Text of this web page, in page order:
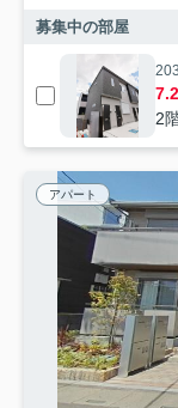
募集中の部屋
203
2
アパート